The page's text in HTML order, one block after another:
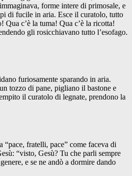
forme intere di primosale, e
di fucile in aria. Esce il curatolo, tutto
c’è la tuma! Qua c’è la ricotta!
gli rosicchiavano tutto l’esofago.
furiosamente sparando in aria.
tozzo di pane, pigliano il bastone e
il curatolo di legnate, prendono la
“pace, fratelli, pace” come faceva di
“visto, Gesù? Tu che parli sempre
e se ne andò a dormire dando